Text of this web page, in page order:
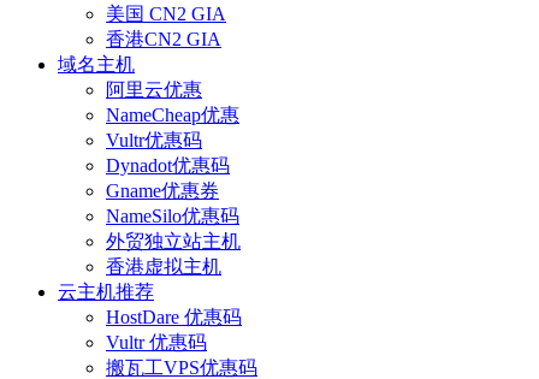
美国 CN2 GIA
香港CN2 GIA
域名主机
阿里云优惠
NameCheap优惠
Vultr优惠码
Dynadot优惠码
Gname优惠券
NameSilo优惠码
外贸独立站主机
香港虚拟主机
云主机推荐
HostDare 优惠码
Vultr 优惠码
搬瓦工VPS优惠码